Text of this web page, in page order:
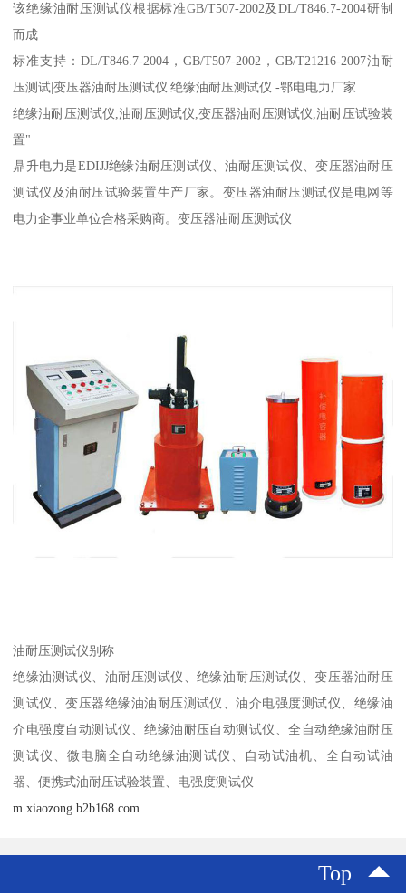
该绝缘油耐压测试仪根据标准GB/T507-2002及DL/T846.7-2004研制
而成
标准支持：DL/T846.7-2004，GB/T507-2002，GB/T21216-2007油耐
压测试|变压器油耐压测试仪|绝缘油耐压测试仪 -鄂电电力厂家
绝缘油耐压测试仪,油耐压测试仪,变压器油耐压测试仪,油耐压试验装
置"
鼎升电力是EDIJJ绝缘油耐压测试仪、油耐压测试仪、变压器油耐压
测试仪及油耐压试验装置生产厂家。变压器油耐压测试仪是电网等
电力企事业单位合格采购商。变压器油耐压测试仪
油耐压测试仪别称
绝缘油测试仪、油耐压测试仪、绝缘油耐压测试仪、变压器油耐压
测试仪、变压器绝缘油油耐压测试仪、油介电强度测试仪、绝缘油
介电强度自动测试仪、绝缘油耐压自动测试仪、全自动绝缘油耐压
测试仪、微电脑全自动绝缘油测试仪、自动试油机、全自动试油
器、便携式油耐压试验装置、电强度测试仪
m.xiaozong.b2b168.com
Top